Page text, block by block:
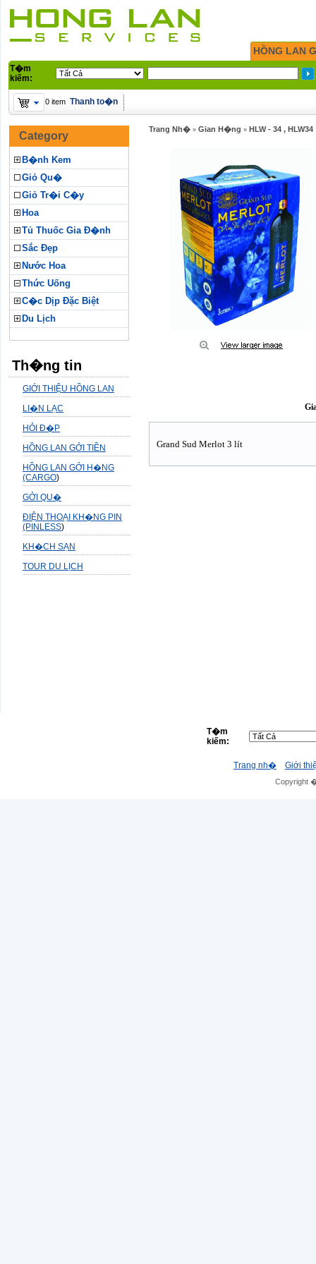
HỒNG LAN
T�m
kiếm:
0 item Thanh to�n
Category
B�nh Kem
Giỏ Qu�
Giỏ Tr�i C�y
Hoa
Tủ Thuốc Gia Đ�nh
Sắc Đẹp
Nước Hoa
Thức Uống
C�c Dịp Đặc Biệt
Du Lịch
Th�ng tin
GIỚI THIỆU HỒNG LAN
LI�N LẠC
HỎI Đ�P
HỒNG LAN GỞI TIỀN
HỒNG LAN GỞI H�NG
(CARGO)
GỞI QU�
ĐIỆN THOẠI KH�NG PIN
(PINLESS)
KH�CH SẠN
TOUR DU LỊCH
Trang Nh� » Gian H�ng » HLW - 34 , HLW34
Grand Sud Merlot 3 lít
T�m
kiếm:
Trang nh� Giới
Copyright